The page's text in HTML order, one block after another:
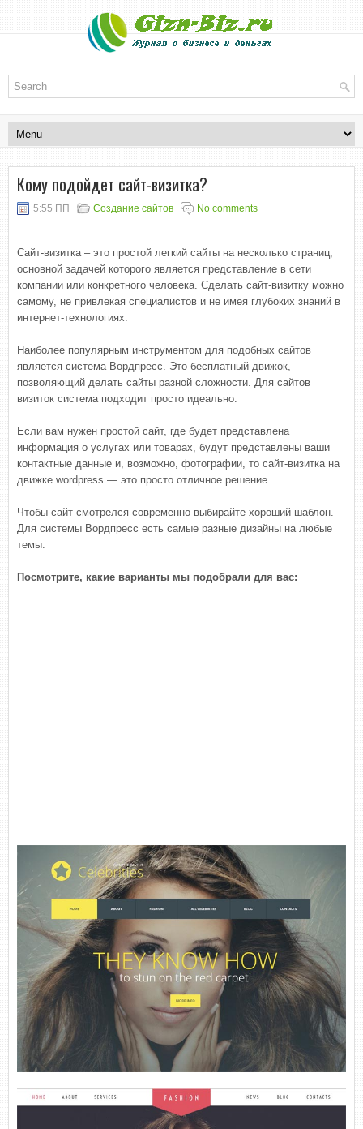
Кому подойдет сайт-визитка?
5:55 ПП Создание сайтов No comments
Сайт-визитка – это простой легкий сайты на несколько страниц,
основной задачей которого является представление в сети
компании или конкретного человека. Сделать сайт-визитку можно
самому, не привлекая специалистов и не имея глубоких знаний в
интернет-технологиях.
Наиболее популярным инструментом для подобных сайтов
является система Вордпресс. Это бесплатный движок,
позволяющий делать сайты разной сложности. Для сайтов
визиток система подходит просто идеально.
Если вам нужен простой сайт, где будет представлена
информация о услугах или товарах, будут представлены ваши
контактные данные и, возможно, фотографии, то сайт-визитка на
движке wordpress — это просто отличное решение.
Чтобы сайт смотрелся современно выбирайте хороший шаблон.
Для системы Вордпресс есть самые разные дизайны на любые
темы.
Посмотрите, какие варианты мы подобрали для вас: